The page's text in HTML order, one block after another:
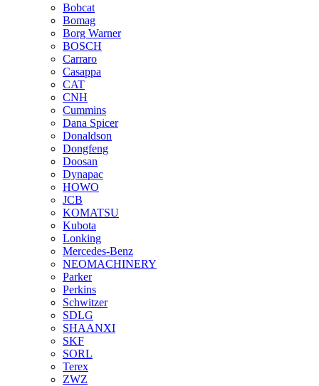
Bobcat
Bomag
Borg Warner
BOSCH
Carraro
Casappa
CAT
CNH
Cummins
Dana Spicer
Donaldson
Dongfeng
Doosan
Dynapac
HOWO
JCB
KOMATSU
Kubota
Lonking
Mercedes-Benz
NEOMACHINERY
Parker
Perkins
Schwitzer
SDLG
SHAANXI
SKF
SORL
Terex
ZWZ